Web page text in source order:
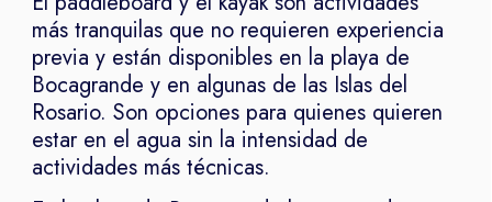
más tranquilas que no requieren experiencia
previa y están disponibles en la playa de
Bocagrande y en algunas de las Islas del
Rosario. Son opciones para quienes quieren
estar en el agua sin la intensidad de
actividades más técnicas.